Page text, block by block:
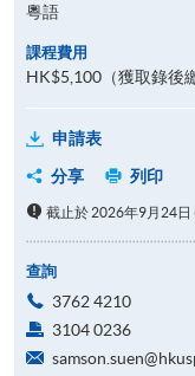
粵語
課程費用
HK$5,100（獲取錄後
申請表
分享
列印
截止於 2026年9月24日
查詢
3762 4210
3104 0236